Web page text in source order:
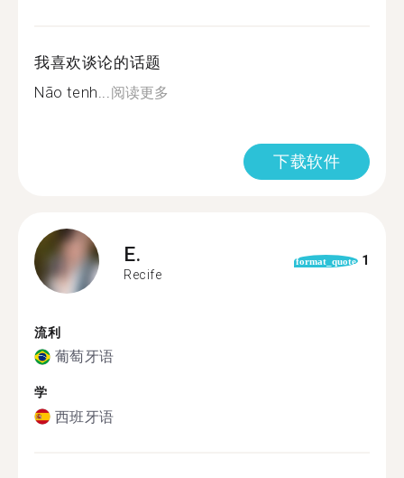
我喜欢谈论的话题
Não tenh... 阅读更多
下载软件
E.
Recife
format_quote 1
流利
葡萄牙语
学
西班牙语